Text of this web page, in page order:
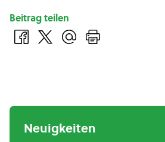
Beitrag teilen
Neuigkeiten